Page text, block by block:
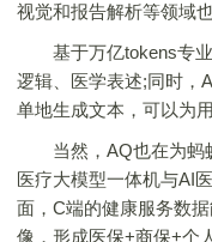
视觉和报告解析等领域
基于万亿tokens专业
逻辑、医学表述;同时，
单地生成文本，可以为
当然，AQ也在为蚂
医疗大模型一体机与AI
面，C端的健康服务数
像，形成医保+商保+个